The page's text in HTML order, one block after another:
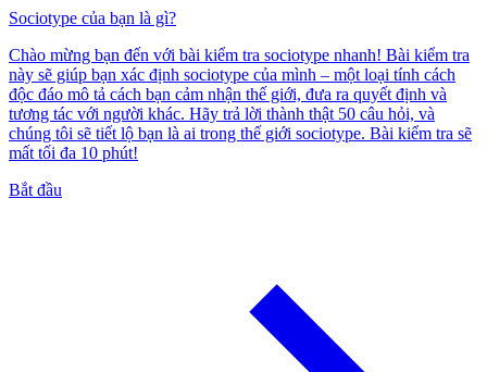
Sociotype của bạn là gì?
Chào mừng bạn đến với bài kiểm tra sociotype nhanh! Bài kiểm tra
này sẽ giúp bạn xác định sociotype của mình – một loại tính cách
độc đáo mô tả cách bạn cảm nhận thế giới, đưa ra quyết định và
tương tác với người khác. Hãy trả lời thành thật 50 câu hỏi, và
chúng tôi sẽ tiết lộ bạn là ai trong thế giới sociotype. Bài kiểm tra sẽ
mất tối đa 10 phút!
Bắt đầu